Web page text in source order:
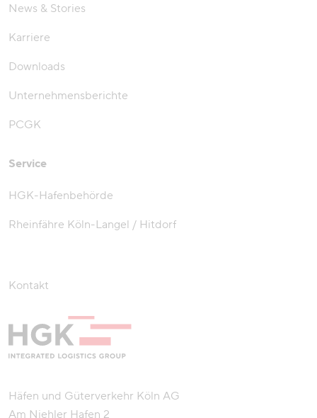
News & Stories
Karriere
Downloads
Unternehmensberichte
PCGK
Service
HGK-Hafenbehörde
Rheinfähre Köln-Langel / Hitdorf
Kontakt
Häfen und Güterverkehr Köln AG
Am Niehler Hafen 2